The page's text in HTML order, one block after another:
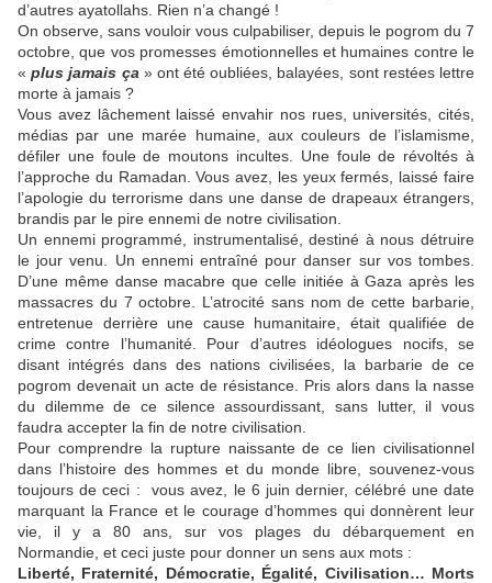
d’autres ayatollahs. Rien n’a changé !
On observe, sans vouloir vous culpabiliser, depuis le pogrom du 7
octobre, que vos promesses émotionnelles et humaines contre le
«plus jamais ça » ont été oubliées, balayées, sont restées lettre
morte à jamais ?
Vous avez lâchement laissé envahir nos rues, universités, cités,
médias par une marée humaine, aux couleurs de l’islamisme,
défiler une foule de moutons incultes. Une foule de révoltés à
l’approche du Ramadan. Vous avez, les yeux fermés, laissé faire
l’apologie du terrorisme dans une danse de drapeaux étrangers,
brandis par le pire ennemi de notre civilisation.
Un ennemi programmé, instrumentalisé, destiné à nous détruire
le jour venu. Un ennemi entraîné pour danser sur vos tombes.
D’une même danse macabre que celle initiée à Gaza après les
massacres du 7 octobre. L’atrocité sans nom de cette barbarie,
entretenue derrière une cause humanitaire, était qualifiée de
crime contre l’humanité. Pour d’autres idéologues nocifs, se
disant intégrés dans des nations civilisées, la barbarie de ce
pogrom devenait un acte de résistance. Pris alors dans la nasse
du dilemme de ce silence assourdissant, sans lutter, il vous
faudra accepter la fin de notre civilisation.
Pour comprendre la rupture naissante de ce lien civilisationnel
dans l’histoire des hommes et du monde libre, souvenez-vous
toujours de ceci : vous avez, le 6 juin dernier, célébré une date
marquant la France et le courage d’hommes qui donnèrent leur
vie, il y a 80 ans, sur vos plages du débarquement en
Normandie, et ceci juste pour donner un sens aux mots :
Liberté, Fraternité, Démocratie, Égalité, Civilisation… Morts